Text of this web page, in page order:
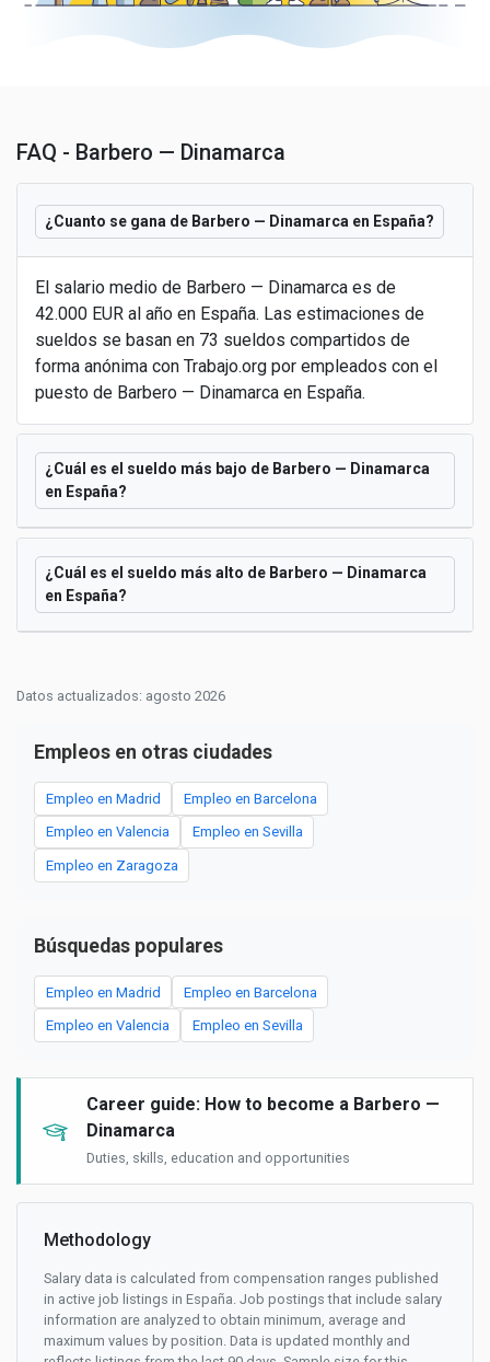
FAQ - Barbero — Dinamarca
¿Cuanto se gana de Barbero — Dinamarca en España?
El salario medio de Barbero — Dinamarca es de
42.000 EUR al año en España. Las estimaciones de
sueldos se basan en 73 sueldos compartidos de
forma anónima con Trabajo.org por empleados con el
puesto de Barbero — Dinamarca en España.
¿Cuál es el sueldo más bajo de Barbero — Dinamarca
en España?
¿Cuál es el sueldo más alto de Barbero — Dinamarca
en España?
Datos actualizados: agosto 2026
Empleos en otras ciudades
Empleo en Madrid Empleo en Barcelona
Empleo en Valencia Empleo en Sevilla
Empleo en Zaragoza
Búsquedas populares
Empleo en Madrid Empleo en Barcelona
Empleo en Valencia Empleo en Sevilla
Career guide: How to become a Barbero —
Dinamarca
Duties, skills, education and opportunities
Methodology
Salary data is calculated from compensation ranges published
in active job listings in España. Job postings that include salary
information are analyzed to obtain minimum, average and
maximum values by position. Data is updated monthly and